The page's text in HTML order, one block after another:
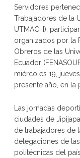
Servidores
Trabajadores de la
UTMACH),
organizados por la
Obreros de las
Ecuador
miércoles 19,
presente año, en la
Las jornadas
ciudades de
de trabajadores de
delegaciones de
politécnicas del